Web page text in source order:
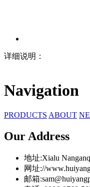
详细说明：
Navigation
PRODUCTS ABOUT
Our Address
地址:Xialu
网址://
邮箱